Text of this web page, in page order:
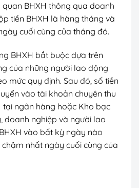
BHXH thông qua doanh
tiền BHXH là hàng tháng và
cuối cùng của tháng đó.
BHXH bắt buộc dựa trên
của những người lao động
mức quy định. Sau đó, số tiền
vào tài khoản chuyên thu
tại ngân hàng hoặc Kho bạc
doanh nghiệp và người lao
vào bất kỳ ngày nào
nhất ngày cuối cùng của